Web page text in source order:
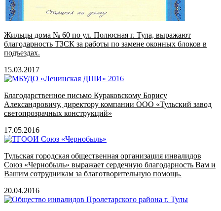
Жильцы дома № 60 по ул. Полюсная г. Тула, выражают
благодарность ТЗСК за работы по замене оконных блоков в
подъездах.
15.03.2017
Благодарственное письмо Кураковскому Борису
Александровичу, директору компании ООО «Тульский завод
светопрозрачных конструкций»
17.05.2016
Тульская городская общественная организация инвалидов
Союз «Чернобыль» выражает сердечную благодарность Вам и
Вашим сотрудникам за благотворительную помощь.
20.04.2016